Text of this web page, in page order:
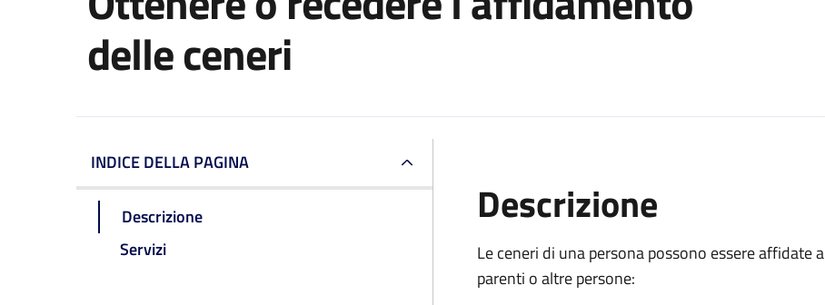
delle ceneri
INDICE DELLA PAGINA
Descrizione
Servizi
Descrizione
Le ceneri di una persona possono essere affidate a
parenti o altre persone: